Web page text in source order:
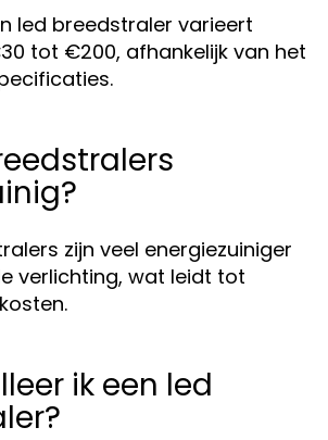
led breedstraler varieert
tot €200, afhankelijk van het
zijn veel energiezuiniger
verlichting, wat leidt tot
ik een led